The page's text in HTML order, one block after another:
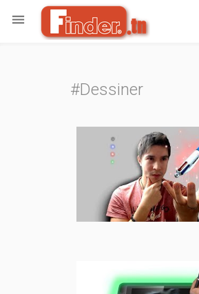

#Dessiner